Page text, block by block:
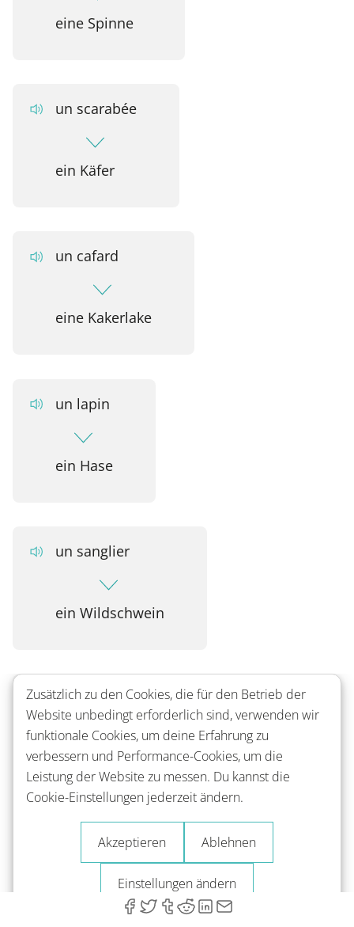
eine Spinne
un scarabée
ein Käfer
un cafard
eine Kakerlake
un lapin
ein Hase
un sanglier
ein Wildschwein
un escargot
eine Schnecke
Zusätzlich zu den Cookies, die für den Betrieb der
Website unbedingt erforderlich sind, verwenden wir
funktionale Cookies, um deine Erfahrung zu
verbessern und Performance-Cookies, um die
Leistung der Website zu messen. Du kannst die
Cookie-Einstellungen jederzeit ändern.
Akzeptieren Ablehnen
Einstellungen ändern